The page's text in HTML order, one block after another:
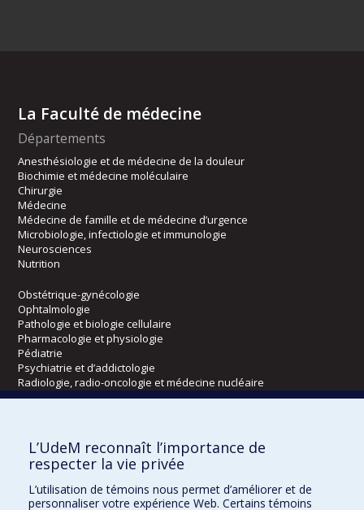
La Faculté de médecine
Départements
Anesthésiologie et de médecine de la douleur
Biochimie et médecine moléculaire
Chirurgie
Médecine
Médecine de famille et de médecine d’urgence
Microbiologie, infectiologie et immunologie
Neurosciences
Nutrition
Obstétrique-gynécologie
Ophtalmologie
Pathologie et biologie cellulaire
Pharmacologie et physiologie
Pédiatrie
Psychiatrie et d’addictologie
Radiologie, radio-oncologie et médecine nucléaire
Kinésiologie et des sciences de l’activité physique
Orthophonie et audiologie
Réadaptation
L’UdeM reconnaît l’importance de
respecter la vie privée
L’utilisation de témoins nous permet d’améliorer et de
personnaliser votre expérience Web. Certains témoins